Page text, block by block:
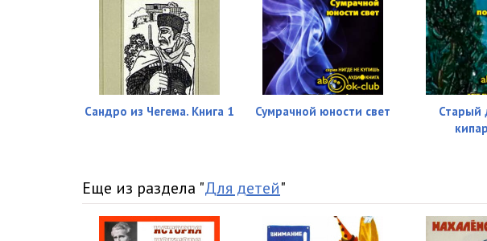
Сандро из Чегема. Книга 1 Сумрачной юности свет
Старый
Еще из раздела "Для детей"